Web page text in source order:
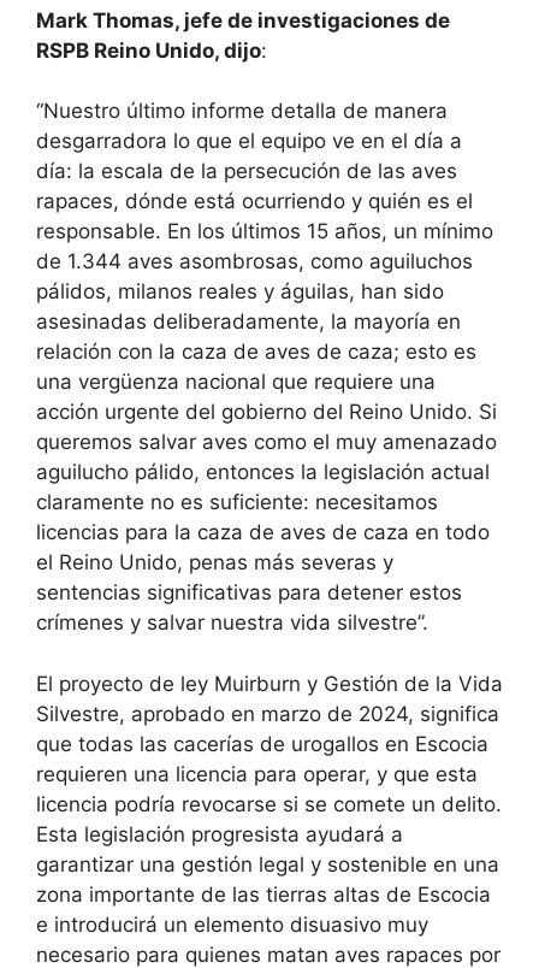
Mark Thomas, jefe de investigaciones de
RSPB Reino Unido, dijo:
“Nuestro último informe detalla de manera
desgarradora lo que el equipo ve en el día a
día: la escala de la persecución de las aves
rapaces, dónde está ocurriendo y quién es el
responsable. En los últimos 15 años, un mínimo
de 1.344 aves asombrosas, como aguiluchos
pálidos, milanos reales y águilas, han sido
asesinadas deliberadamente, la mayoría en
relación con la caza de aves de caza; esto es
una vergüenza nacional que requiere una
acción urgente del gobierno del Reino Unido. Si
queremos salvar aves como el muy amenazado
aguilucho pálido, entonces la legislación actual
claramente no es suficiente: necesitamos
licencias para la caza de aves de caza en todo
el Reino Unido, penas más severas y
sentencias significativas para detener estos
crímenes y salvar nuestra vida silvestre”.
El proyecto de ley Muirburn y Gestión de la Vida
Silvestre, aprobado en marzo de 2024, significa
que todas las cacerías de urogallos en Escocia
requieren una licencia para operar, y que esta
licencia podría revocarse si se comete un delito.
Esta legislación progresista ayudará a
garantizar una gestión legal y sostenible en una
zona importante de las tierras altas de Escocia
e introducirá un elemento disuasivo muy
necesario para quienes matan aves rapaces por